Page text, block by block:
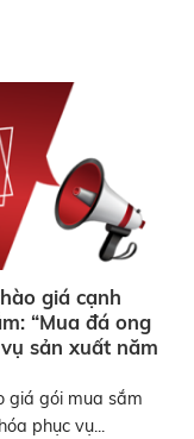
giá cạnh
“Mua đá ong
sản xuất năm
giá gói mua sắm
phục vụ...